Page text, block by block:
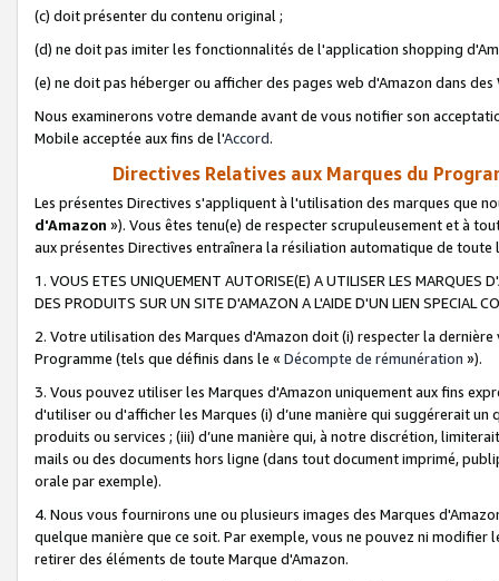
(c) doit présenter du contenu original ;
(d) ne doit pas imiter les fonctionnalités de l'application shopping
(e) ne doit pas héberger ou afficher des pages web d'Amazon dans
Nous examinerons votre demande avant de vous notifier son
Mobile acceptée aux fins de l'Accord.
Directives Relatives aux Marques du
Les présentes Directives s'appliquent à l'utilisation des marques que
d'Amazon »). Vous êtes tenu(e) de respecter scrupuleusement et à
aux présentes Directives entraînera la résiliation automatique de
1. VOUS ETES UNIQUEMENT AUTORISE(E) A UTILISER LES MARQUES
DES PRODUITS SUR UN SITE D'AMAZON A L'AIDE D'UN LIEN SPECIAL
2. Votre utilisation des Marques d'Amazon doit (i) respecter la
Programme (tels que définis dans le « Décompte de rémunération »).
3. Vous pouvez utiliser les Marques d'Amazon uniquement aux fins
d'utiliser ou d'afficher les Marques (i) d’une manière qui suggérerait
produits ou services ; (iii) d’une manière qui, à notre discrétion,
mails ou des documents hors ligne (dans tout document imprimé,
orale par exemple).
4. Nous vous fournirons une ou plusieurs images des Marques
quelque manière que ce soit. Par exemple, vous ne pouvez ni
retirer des éléments de toute Marque d'Amazon.